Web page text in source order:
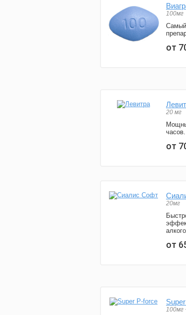
100мг
от
20 мг
часов.
от
20мг
от
100мг